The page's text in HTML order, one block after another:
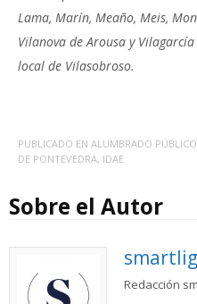
Lama, Marín, Meaño, Meis,
Vilanova de Arousa y
local de Vilasobroso.
PUBLICADO EN ALUMBRADO PÚBLICO
DE PONTEVEDRA, IDAE
Sobre el Autor
Redacción